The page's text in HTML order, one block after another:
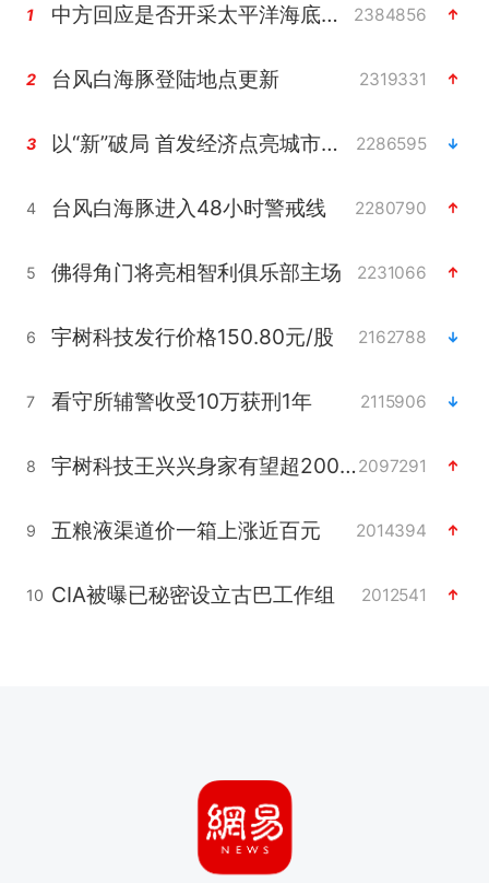
1 中方回应是否开采太平洋海底稀土资源 2384856
2 台风白海豚登陆地点更新 2319331
3 以“新”破局 首发经济点亮城市消费活力 2286595
4 台风白海豚进入48小时警戒线 2280790
5 佛得角门将亮相智利俱乐部主场 2231066
6 宇树科技发行价格150.80元/股 2162788
7 看守所辅警收受10万获刑1年 2115906
8 宇树科技王兴兴身家有望超200亿元2097291
9 五粮液渠道价一箱上涨近百元 2014394
10 CIA被曝已秘密设立古巴工作组 2012541